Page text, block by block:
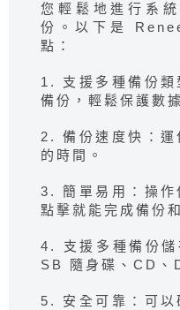
您輕鬆地進行系
份。以下是
點：
1. 支援多種備份類
備份，輕鬆保護數據
2. 備份速度快：運
的時間。
3. 簡單易用：操作
點擊就能完成備份
4. 支援多種備份儲
SB 隨身碟、CD、
5. 安全可靠：可以